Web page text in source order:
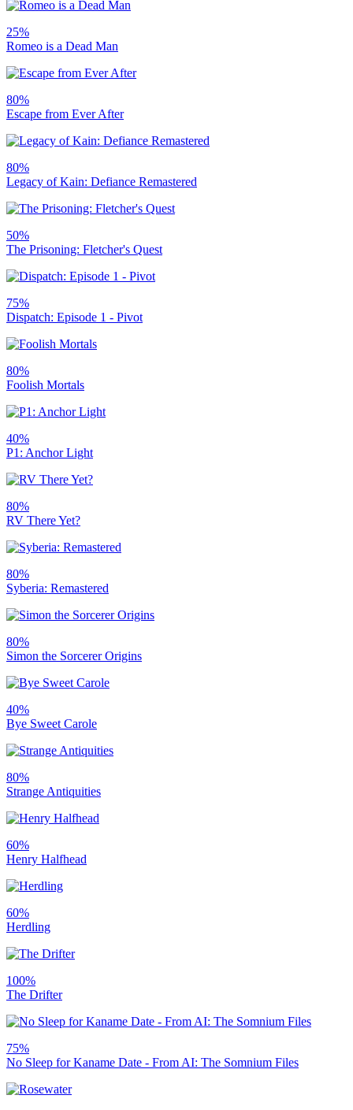
25%
Romeo is a Dead Man
80%
Escape from Ever After
80%
Legacy of Kain: Defiance Remastered
50%
The Prisoning: Fletcher's Quest
75%
Dispatch: Episode 1 - Pivot
80%
Foolish Mortals
40%
P1: Anchor Light
80%
RV There Yet?
80%
Syberia: Remastered
80%
Simon the Sorcerer Origins
40%
Bye Sweet Carole
80%
Strange Antiquities
60%
Henry Halfhead
60%
Herdling
100%
The Drifter
75%
No Sleep for Kaname Date - From AI: The Somnium Files